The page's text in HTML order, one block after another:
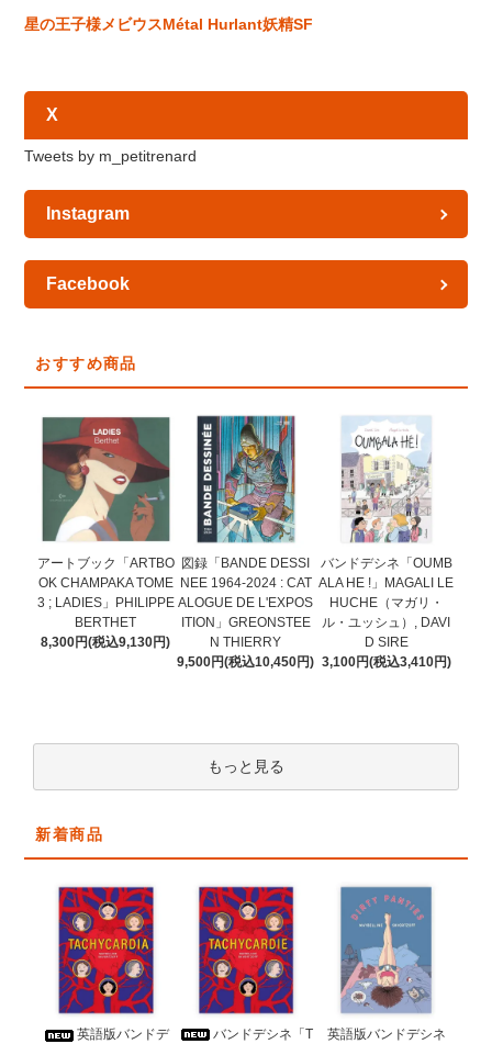
星の王子様メビウスMétal Hurlant妖精SF
X
Tweets by m_petitrenard
Instagram
Facebook
おすすめ商品
アートブック「ARTBO
OK CHAMPAKA TOME
3 ; LADIES」PHILIPPE
BERTHET
8,300円(税込9,130円)
図録「BANDE DESSI
NEE 1964-2024 : CAT
ALOGUE DE L'EXPOS
ITION」GREONSTEE
N THIERRY
9,500円(税込10,450円)
バンドデシネ「OUMB
ALA HE !」MAGALI LE
HUCHE（マガリ・
ル・ユッシュ）, DAVI
D SIRE
3,100円(税込3,410円)
もっと見る
新着商品
英語版バンドデ
バンドデシネ「T
英語版バンドデシネ